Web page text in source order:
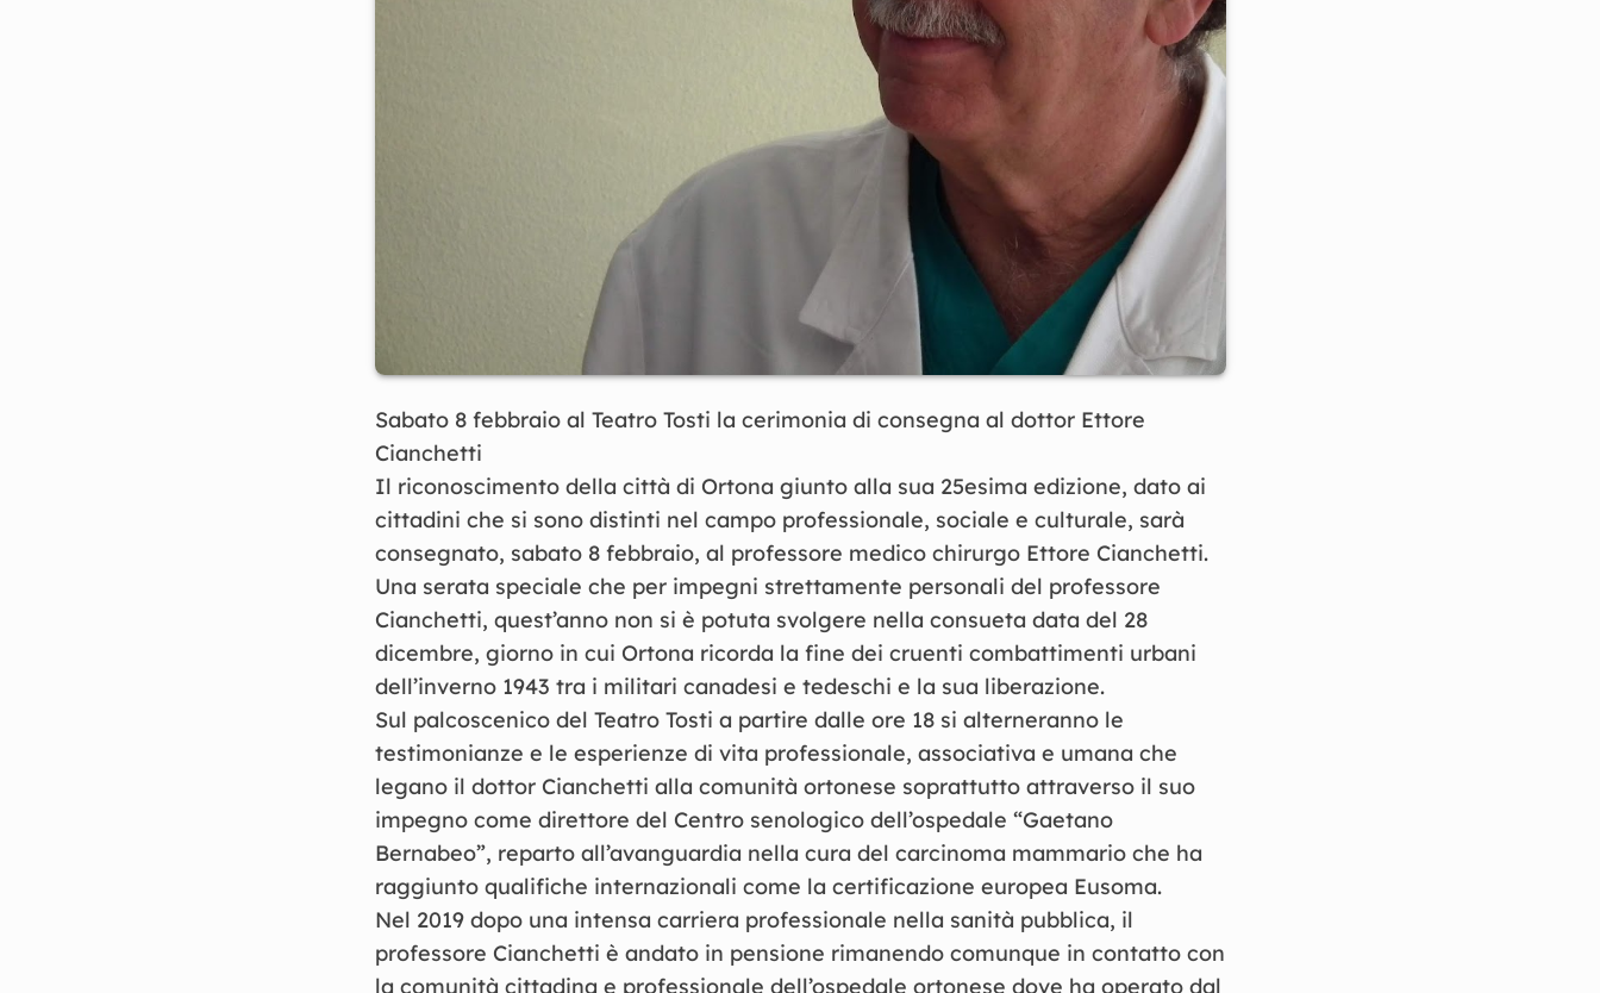
Sabato 8 febbraio al Teatro Tosti la cerimonia di consegna al dottor Ettore
Cianchetti
Il riconoscimento della città di Ortona giunto alla sua 25esima edizione, dato ai
cittadini che si sono distinti nel campo professionale, sociale e culturale, sarà
consegnato, sabato 8 febbraio, al professore medico chirurgo Ettore Cianchetti.
Una serata speciale che per impegni strettamente personali del professore
Cianchetti, quest’anno non si è potuta svolgere nella consueta data del 28
dicembre, giorno in cui Ortona ricorda la fine dei cruenti combattimenti urbani
dell’inverno 1943 tra i militari canadesi e tedeschi e la sua liberazione.
Sul palcoscenico del Teatro Tosti a partire dalle ore 18 si alterneranno le
testimonianze e le esperienze di vita professionale, associativa e umana che
legano il dottor Cianchetti alla comunità ortonese soprattutto attraverso il suo
impegno come direttore del Centro senologico dell’ospedale “Gaetano
Bernabeo”, reparto all’avanguardia nella cura del carcinoma mammario che ha
raggiunto qualifiche internazionali come la certificazione europea Eusoma.
Nel 2019 dopo una intensa carriera professionale nella sanità pubblica, il
professore Cianchetti è andato in pensione rimanendo comunque in contatto con
la comunità cittadina e professionale dell’ospedale ortonese dove ha operato dal